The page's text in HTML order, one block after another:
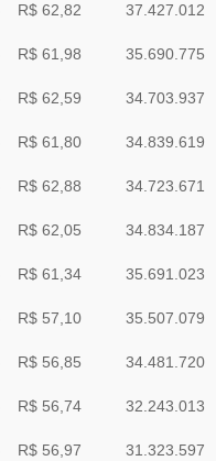
R$ 62,82 37.427.012
R$ 61,98 35.690.775
R$ 62,59 34.703.937
R$ 61,80 34.839.619
R$ 62,88 34.723.671
R$ 62,05 34.834.187
R$ 61,34 35.691.023
R$ 57,10 35.507.079
R$ 56,85 34.481.720
R$ 56,74 32.243.013
R$ 56,97 31.323.597